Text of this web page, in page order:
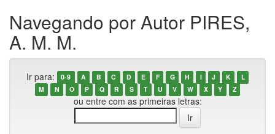
Navegando por Autor PIRES,
A. M. M.
Ir para: 0-9 A B C D E F G H I J K
L
M
N O P Q R S T U V W X Y Z
ou entre com as primeiras letras: